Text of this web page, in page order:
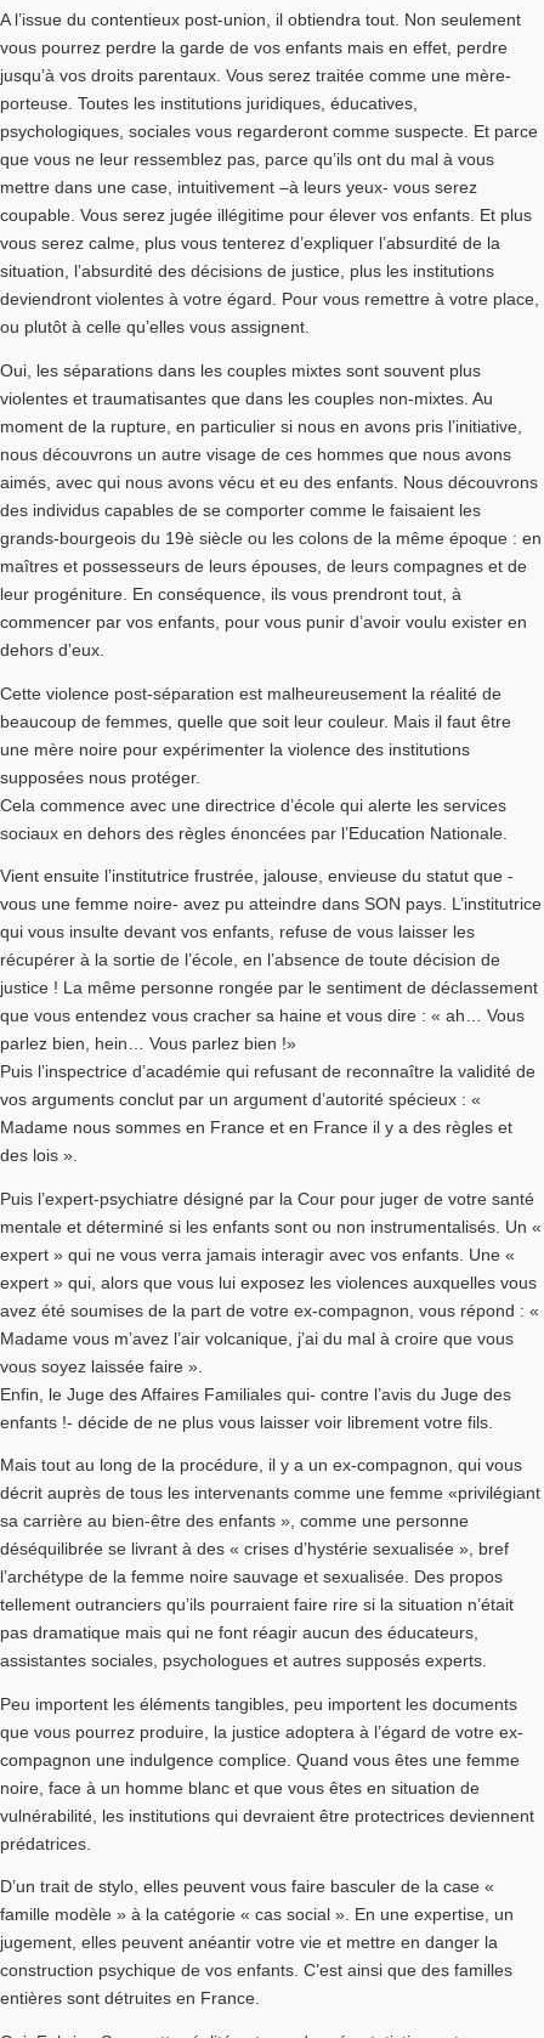
A l’issue du contentieux post-union, il obtiendra tout. Non seulement
vous pourrez perdre la garde de vos enfants mais en effet, perdre
jusqu’à vos droits parentaux. Vous serez traitée comme une mère-
porteuse. Toutes les institutions juridiques, éducatives,
psychologiques, sociales vous regarderont comme suspecte. Et parce
que vous ne leur ressemblez pas, parce qu’ils ont du mal à vous
mettre dans une case, intuitivement –à leurs yeux- vous serez
coupable. Vous serez jugée illégitime pour élever vos enfants. Et plus
vous serez calme, plus vous tenterez d’expliquer l’absurdité de la
situation, l’absurdité des décisions de justice, plus les institutions
deviendront violentes à votre égard. Pour vous remettre à votre place,
ou plutôt à celle qu’elles vous assignent.
Oui, les séparations dans les couples mixtes sont souvent plus
violentes et traumatisantes que dans les couples non-mixtes. Au
moment de la rupture, en particulier si nous en avons pris l’initiative,
nous découvrons un autre visage de ces hommes que nous avons
aimés, avec qui nous avons vécu et eu des enfants. Nous découvrons
des individus capables de se comporter comme le faisaient les
grands-bourgeois du 19è siècle ou les colons de la même époque : en
maîtres et possesseurs de leurs épouses, de leurs compagnes et de
leur progéniture. En conséquence, ils vous prendront tout, à
commencer par vos enfants, pour vous punir d’avoir voulu exister en
dehors d’eux.
Cette violence post-séparation est malheureusement la réalité de
beaucoup de femmes, quelle que soit leur couleur. Mais il faut être
une mère noire pour expérimenter la violence des institutions
supposées nous protéger.
Cela commence avec une directrice d’école qui alerte les services
sociaux en dehors des règles énoncées par l’Education Nationale.
Vient ensuite l’institutrice frustrée, jalouse, envieuse du statut que -
vous une femme noire- avez pu atteindre dans SON pays. L’institutrice
qui vous insulte devant vos enfants, refuse de vous laisser les
récupérer à la sortie de l’école, en l’absence de toute décision de
justice ! La même personne rongée par le sentiment de déclassement
que vous entendez vous cracher sa haine et vous dire : « ah… Vous
parlez bien, hein… Vous parlez bien !»
Puis l’inspectrice d’académie qui refusant de reconnaître la validité de
vos arguments conclut par un argument d’autorité spécieux : «
Madame nous sommes en France et en France il y a des règles et
des lois ».
Puis l’expert-psychiatre désigné par la Cour pour juger de votre santé
mentale et déterminé si les enfants sont ou non instrumentalisés. Un «
expert » qui ne vous verra jamais interagir avec vos enfants. Une «
expert » qui, alors que vous lui exposez les violences auxquelles vous
avez été soumises de la part de votre ex-compagnon, vous répond : «
Madame vous m’avez l’air volcanique, j’ai du mal à croire que vous
vous soyez laissée faire ».
Enfin, le Juge des Affaires Familiales qui- contre l’avis du Juge des
enfants !- décide de ne plus vous laisser voir librement votre fils.
Mais tout au long de la procédure, il y a un ex-compagnon, qui vous
décrit auprès de tous les intervenants comme une femme «privilégiant
sa carrière au bien-être des enfants », comme une personne
déséquilibrée se livrant à des « crises d’hystérie sexualisée », bref
l’archétype de la femme noire sauvage et sexualisée. Des propos
tellement outranciers qu’ils pourraient faire rire si la situation n’était
pas dramatique mais qui ne font réagir aucun des éducateurs,
assistantes sociales, psychologues et autres supposés experts.
Peu importent les éléments tangibles, peu importent les documents
que vous pourrez produire, la justice adoptera à l’égard de votre ex-
compagnon une indulgence complice. Quand vous êtes une femme
noire, face à un homme blanc et que vous êtes en situation de
vulnérabilité, les institutions qui devraient être protectrices deviennent
prédatrices.
D’un trait de stylo, elles peuvent vous faire basculer de la case «
famille modèle » à la catégorie « cas social ». En une expertise, un
jugement, elles peuvent anéantir votre vie et mettre en danger la
construction psychique de vos enfants. C’est ainsi que des familles
entières sont détruites en France.